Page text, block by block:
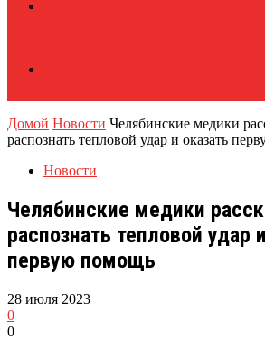
Домой Новости Челябинские медики
распознать тепловой удар и оказать
Новости
Челябинские медики
распознать тепловой удар
первую помощь
28 июля 2023
0
0